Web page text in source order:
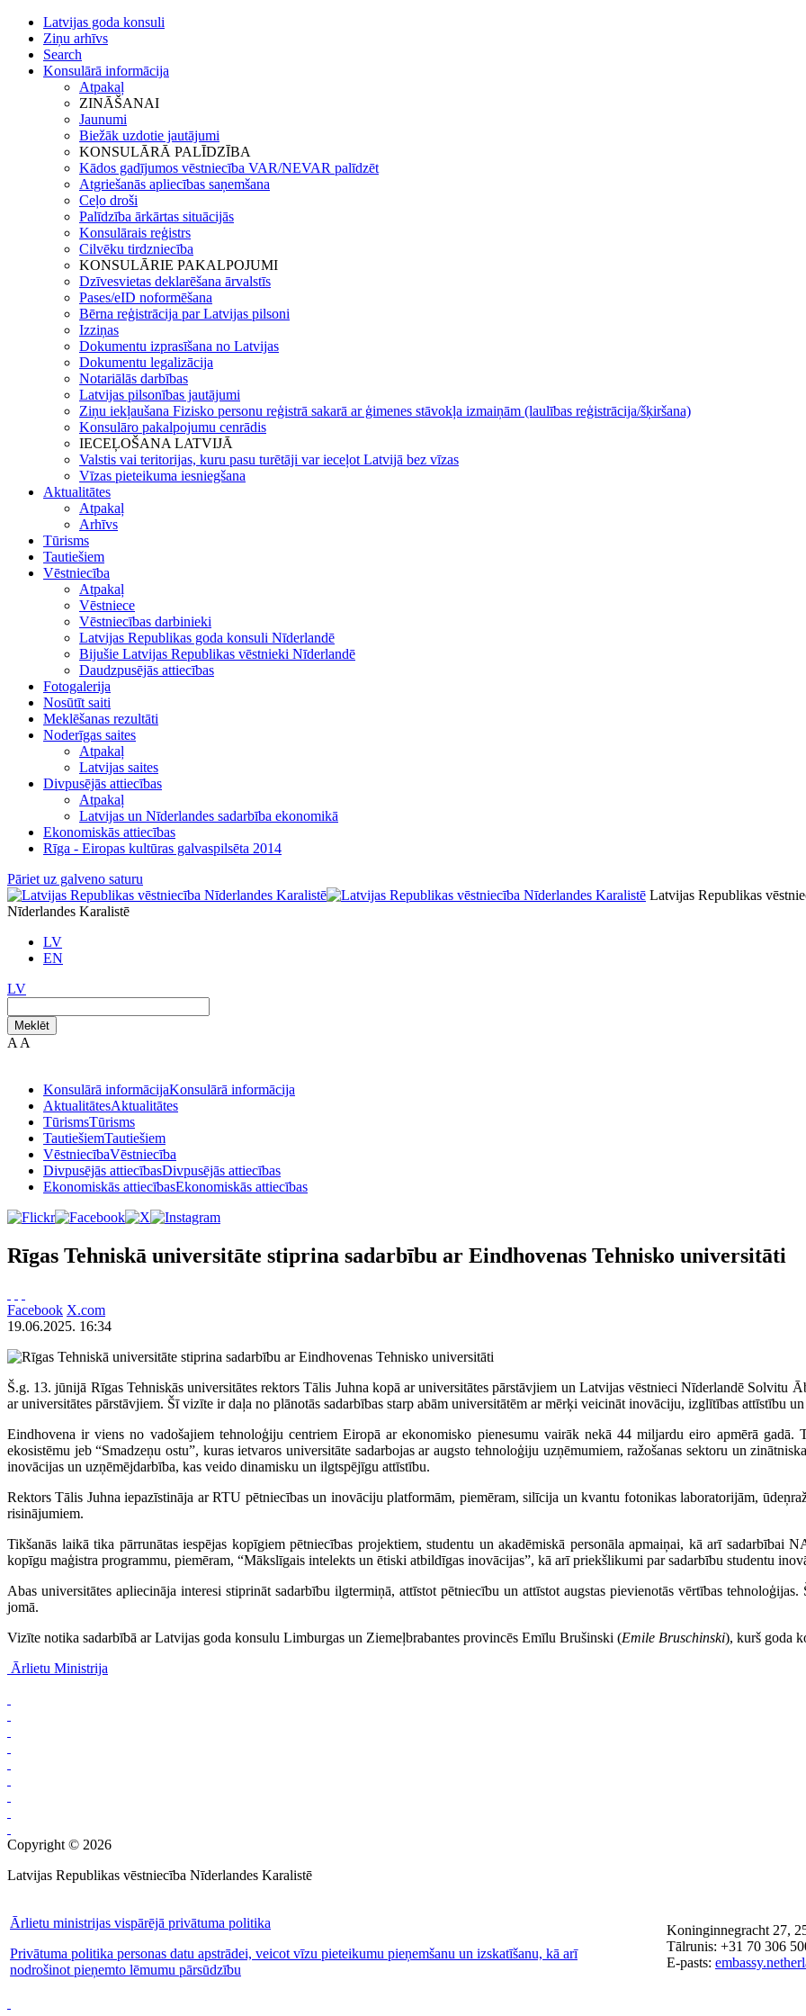
Latvijas goda konsuli
Ziņu arhīvs
Search
Konsulārā informācija
Atpakaļ
ZINĀŠANAI
Jaunumi
Biežāk uzdotie jautājumi
KONSULĀRĀ PALĪDZĪBA
Kādos gadījumos vēstniecība VAR/NEVAR palīdzēt
Atgriešanās apliecības saņemšana
Ceļo droši
Palīdzība ārkārtas situācijās
Konsulārais reģistrs
Cilvēku tirdzniecība
KONSULĀRIE PAKALPOJUMI
Dzīvesvietas deklarēšana ārvalstīs
Pases/eID noformēšana
Bērna reģistrācija par Latvijas pilsoni
Izziņas
Dokumentu izprasīšana no Latvijas
Dokumentu legalizācija
Notariālās darbības
Latvijas pilsonības jautājumi
Ziņu iekļaušana Fizisko personu reģistrā sakarā ar ģimenes stāvokļa izmaiņām (laulības reģistrācija/šķiršana)
Konsulāro pakalpojumu cenrādis
IECEĻOŠANA LATVIJĀ
Valstis vai teritorijas, kuru pasu turētāji var ieceļot Latvijā bez vīzas
Vīzas pieteikuma iesniegšana
Aktualitātes
Atpakaļ
Arhīvs
Tūrisms
Tautiešiem
Vēstniecība
Atpakaļ
Vēstniece
Vēstniecības darbinieki
Latvijas Republikas goda konsuli Nīderlandē
Bijušie Latvijas Republikas vēstnieki Nīderlandē
Daudzpusējās attiecības
Fotogalerija
Nosūtīt saiti
Meklēšanas rezultāti
Noderīgas saites
Atpakaļ
Latvijas saites
Divpusējās attiecības
Atpakaļ
Latvijas un Nīderlandes sadarbība ekonomikā
Ekonomiskās attiecības
Rīga - Eiropas kultūras galvaspilsēta 2014
Pāriet uz galveno saturu
Latvijas Republikas
Nīderlandes Karalistē
LV
EN
LV
Meklēt
A A
Konsulārā informācijaKonsulārā informācija
AktualitātesAktualitātes
TūrismsTūrisms
TautiešiemTautiešiem
VēstniecībaVēstniecība
Divpusējās attiecībasDivpusējās attiecības
Ekonomiskās attiecībasEkonomiskās attiecības
Rīgas Tehniskā universitāte stiprina sadarbību ar Eindhovenas Tehnisko universitāti
Facebook X.com
19.06.2025. 16:34
Š.g. 13. jūnijā Rīgas Tehniskās universitātes rektors Tālis Juhna kopā ar universitātes pārstāvjiem un Latvijas vēstnieci Nīderlandē
ar universitātes pārstāvjiem. Šī vizīte ir daļa no plānotās sadarbības starp abām universitātēm ar mērķi veicināt inovāciju, izglītības attīstību
Eindhovena ir viens no vadošajiem tehnoloģiju centriem Eiropā ar ekonomisko pienesumu vairāk nekā 44 miljardu eiro apmērā gadā.
ekosistēmu jeb “Smadzeņu ostu”, kuras ietvaros universitāte sadarbojas ar augsto tehnoloģiju uzņēmumiem, ražošanas sektoru un
inovācijas un uzņēmējdarbība, kas veido dinamisku un ilgtspējīgu attīstību.
Rektors Tālis Juhna iepazīstināja ar RTU pētniecības un inovāciju platformām, piemēram, silīcija un kvantu fotonikas laboratorijām,
risinājumiem.
Tikšanās laikā tika pārrunātas iespējas kopīgiem pētniecības projektiem, studentu un akadēmiskā personāla apmaiņai, kā arī
kopīgu maģistra programmu, piemēram, “Mākslīgais intelekts un ētiski atbildīgas inovācijas”, kā arī priekšlikumi par sadarbību studentu
Abas universitātes apliecināja interesi stiprināt sadarbību ilgtermiņā, attīstot pētniecību un attīstot augstas pievienotās vērtības
jomā.
Vizīte notika sadarbībā ar Latvijas goda konsulu Limburgas un Ziemeļbrabantes provincēs Emīlu Brušinski (Emile Bruschinski), kurš goda
Ārlietu Ministrija
Copyright © 2026
Latvijas Republikas vēstniecība Nīderlandes Karalistē
Ārlietu ministrijas vispārējā privātuma politika
Privātuma politika personas datu apstrādei, veicot vīzu pieteikumu pieņemšanu un izskatīšanu, kā arī
nodrošinot pieņemto lēmumu pārsūdzību
Koninginnegracht 27,
Tālrunis: +31 70 306
E-pasts: